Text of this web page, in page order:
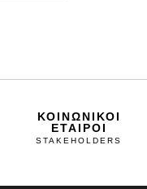
ΚΟΙΝΩΝΙΚΟΙ
ΕΤΑΙΡΟΙ
STAKEHOLDERS